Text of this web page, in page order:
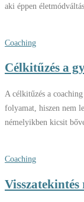
aki éppen
Coaching
Célkitűzés a
A célkitűzés a
folyamat, hiszen nem
némelyikben kicsit
Coaching